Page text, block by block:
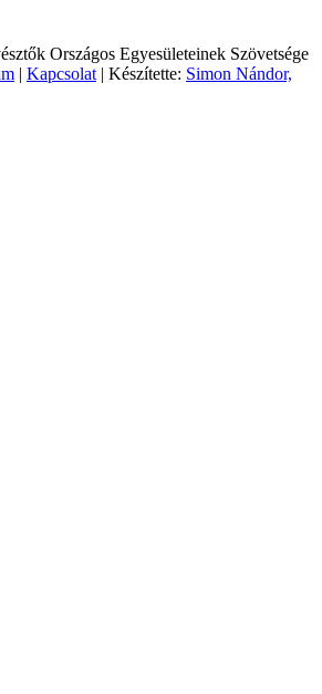
Országos Egyesületeinek Szövetsége
| Kapcsolat | Készítette: Simon Nándor,